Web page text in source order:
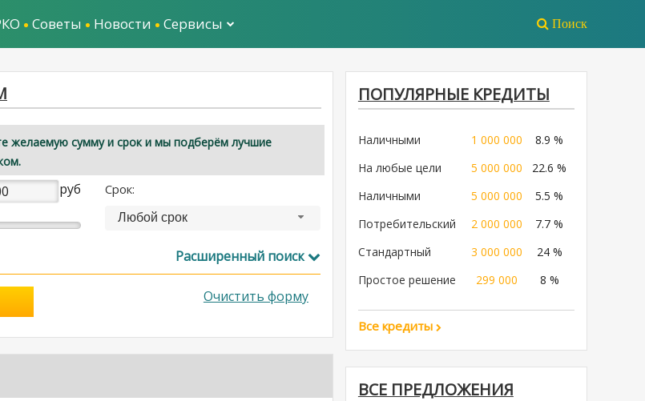
Советы Новости Сервисы Поиск
желаемую сумму и срок и мы подберём лучшие
руб Срок:
Любой срок
Расширенный поиск
Очистить форму
ПОПУЛЯРНЫЕ КРЕДИТЫ
Наличными 1 000 000
8.9 %
На любые цели
5 000 000
22.6 %
Наличными
5 000 000
5.5 %
Потребительский
2 000 000
7.7 %
Стандартный
3 000 000
24 %
Простое решение
299 000 8 %
Все кредиты
ВСЕ ПРЕДЛОЖЕНИЯ